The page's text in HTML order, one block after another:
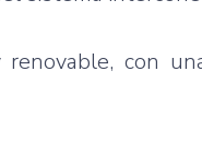
con